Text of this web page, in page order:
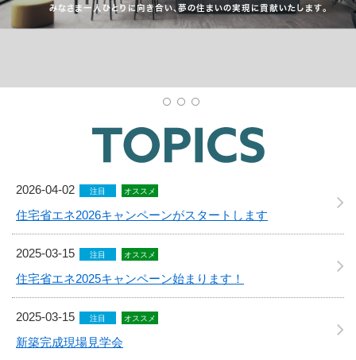
みなさま一人ひとりに向き合い、夢の住まいの実現に貢献いたします。
2026-04-02 注目 オススメ
住宅省エネ2026キャンペーンがスタートします
2025-03-15 注目 オススメ
住宅省エネ2025キャンペーン始まります！
2025-03-15 注目 オススメ
新築完成現場見学会